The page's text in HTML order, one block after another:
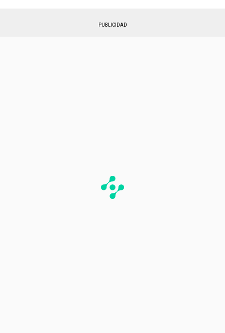
PUBLICIDAD